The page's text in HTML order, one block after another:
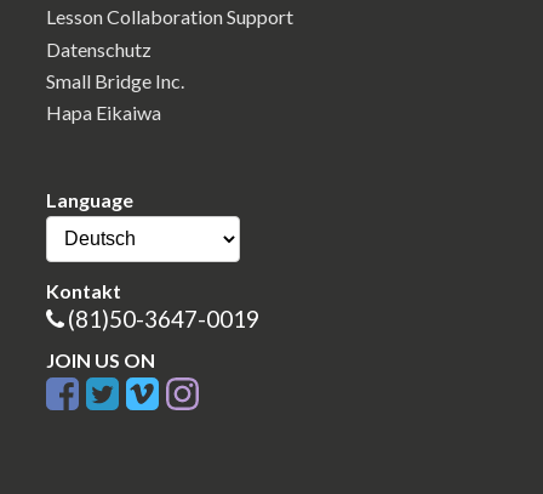
Lesson Collaboration Support
Datenschutz
Small Bridge Inc.
Hapa Eikaiwa
Language
Kontakt
(81)50-3647-0019
JOIN US ON